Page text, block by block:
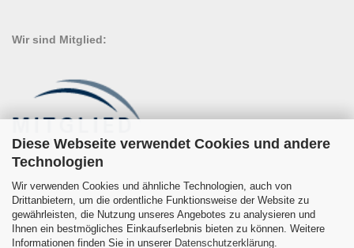
Diese Webseite verwendet Cookies und andere
Technologien
Wir verwenden Cookies und ähnliche Technologien, auch von
Drittanbietern, um die ordentliche Funktionsweise der Website zu
gewährleisten, die Nutzung unseres Angebotes zu analysieren und
Ihnen ein bestmögliches Einkaufserlebnis bieten zu können. Weitere
Informationen finden Sie in unserer Datenschutzerklärung.
Wir sind Mitglied: